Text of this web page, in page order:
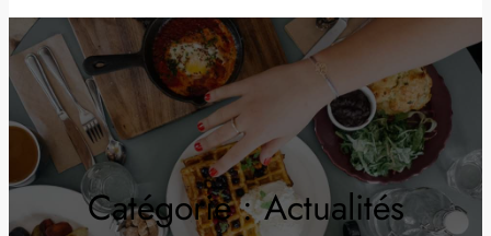
Catégorie :Actualités